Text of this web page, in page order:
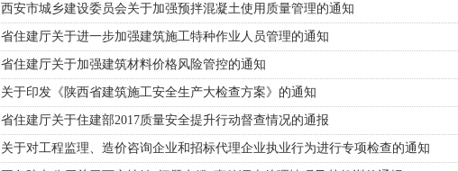
西安市城乡建设委员会关于加强预拌混凝土使用质量管理的通知
省住建厅关于进一步加强建筑施工特种作业人员管理的通知
省住建厅关于加强建筑材料价格风险管控的通知
关于印发《陕西省建筑施工安全生产大检查方案》的通知
省住建厅关于住建部2017质量安全提升行动督查情况的通报
关于对工程监理、造价咨询企业和招标代理企业执业行为进行专项检查的通知